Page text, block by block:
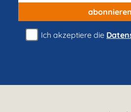
abonnieren
Ich akzeptiere die